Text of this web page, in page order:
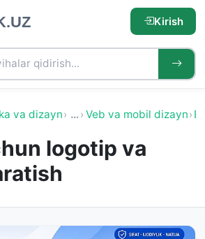
Kirish
va dizayn … Veb va mobil dizayn
logotip va